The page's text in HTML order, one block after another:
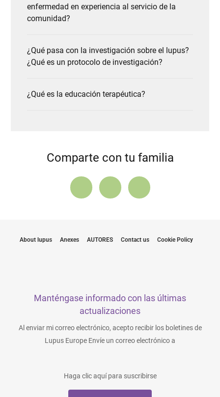
enfermedad en experiencia al servicio de la
comunidad?
¿Qué pasa con la investigación sobre el lupus?
¿Qué es un protocolo de investigación?
¿Qué es la educación terapéutica?
Comparte con tu familia
About lupus Anexes AUTORES Contact us Cookie Policy
Manténgase informado con las últimas
actualizaciones
Al enviar mi correo electrónico, acepto recibir los boletines de
Lupus Europe Envíe un correo electrónico a
Haga clic aquí para suscribirse